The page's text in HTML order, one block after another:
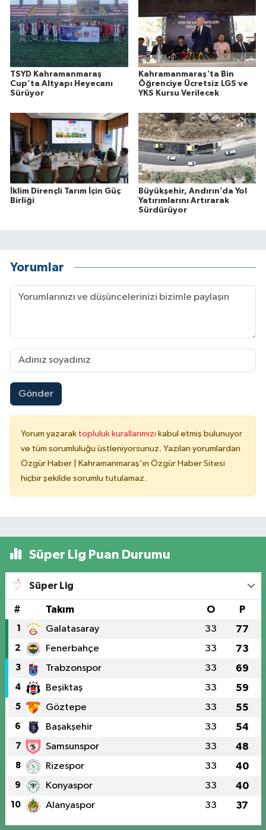
TSYD Kahramanmaraş
Cup’ta Altyapı Heyecanı
Sürüyor
Kahramanmaraş'ta Bin
Öğrenciye Ücretsiz LGS ve
YKS Kursu Verilecek
İklim Dirençli Tarım İçin Güç
Birliği
Büyükşehir, Andırın’da Yol
Yatırımlarını Artırarak
Sürdürüyor
Yorumlar
Gönder
Yorum yazarak topluluk kurallarımızı kabul etmiş bulunuyor
ve tüm sorumluluğu üstleniyorsunuz. Yazılan yorumlardan
Özgür Haber | Kahramanmaraş'ın Özgür Haber Sitesi
hiçbir şekilde sorumlu tutulamaz.
Süper Lig Puan Durumu
Süper Lig
# Takım O P
1 Galatasaray 33 77
2 Fenerbahçe 33 73
3 Trabzonspor 33 69
4 Beşiktaş 33 59
5 Göztepe 33 55
6 Başakşehir 33 54
7 Samsunspor 33 48
8 Rizespor 33 40
9 Konyaspor 33 40
10 Alanyaspor 33 37